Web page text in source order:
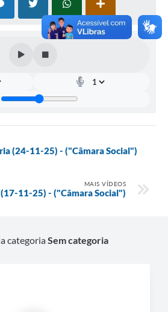
(24-11-25) - ("Câmara Social")
MAIS VÍDEOS
11-25) - ("Câmara Social")
categoriaSem categoria